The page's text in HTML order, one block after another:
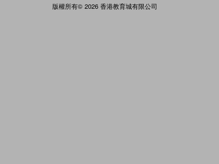
版權所有© 2026 香港教育城有限公司